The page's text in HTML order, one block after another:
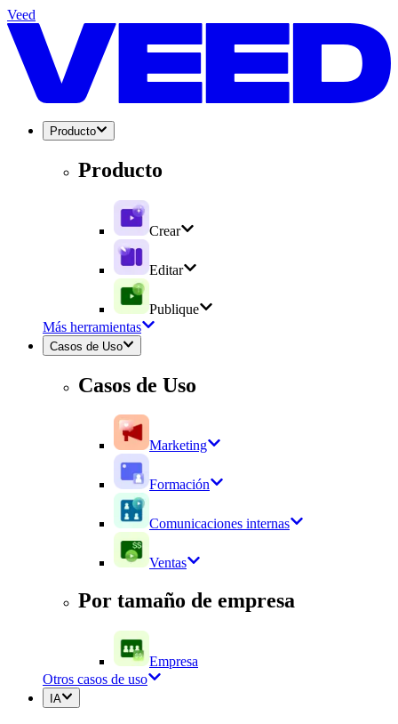
Veed
Producto
Producto
Crear
Editar
Publique
Más herramientas
Casos de Uso
Casos de Uso
Marketing
Formación
Comunicaciones internas
Ventas
Por tamaño de empresa
Empresa
Otros casos de uso
IA